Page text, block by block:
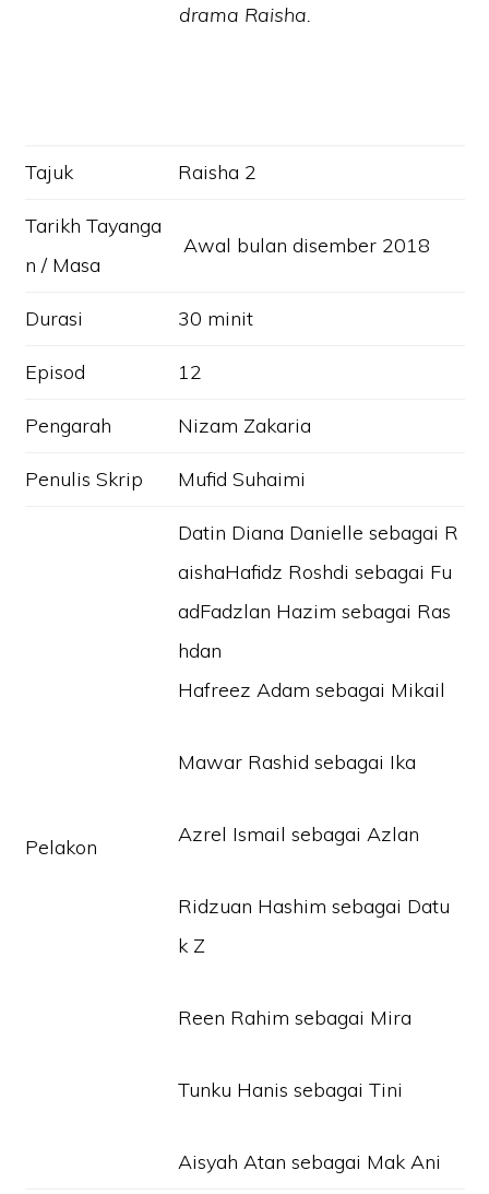
drama Raisha.
Tajuk Raisha 2
Tarikh Tayanga
n / Masa
Awal bulan disember 2018
Durasi 30 minit
Episod 12
Pengarah Nizam Zakaria
Penulis Skrip Mufid Suhaimi
Pelakon
Datin Diana Danielle sebagai R
aishaHafidz Roshdi sebagai Fu
adFadzlan Hazim sebagai Ras
hdan
Hafreez Adam sebagai Mikail
Mawar Rashid sebagai Ika
Azrel Ismail sebagai Azlan
Ridzuan Hashim sebagai Datu
k Z
Reen Rahim sebagai Mira
Tunku Hanis sebagai Tini
Aisyah Atan sebagai Mak Ani